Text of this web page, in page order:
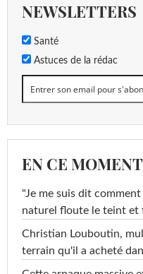
NEWSLETTERS
Santé
Astuces de la rédac
EN CE MOMENT
"Je me suis dit
naturel floute le teint et
Christian Louboutin,
terrain qu'il a acheté